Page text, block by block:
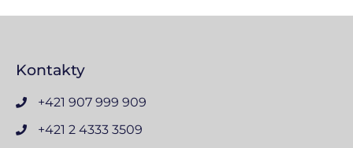
Kontakty
+421 907 999 909
+421 2 4333 3509